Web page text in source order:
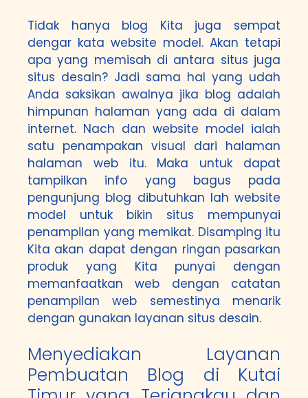
Tidak hanya blog Kita juga sempat
dengar kata website model. Akan tetapi
apa yang memisah di antara situs juga
situs desain? Jadi sama hal yang udah
Anda saksikan awalnya jika blog adalah
himpunan halaman yang ada di dalam
internet. Nach dan website model ialah
satu penampakan visual dari halaman
halaman web itu. Maka untuk dapat
tampilkan info yang bagus pada
pengunjung blog dibutuhkan lah website
model untuk bikin situs mempunyai
penampilan yang memikat. Disamping itu
Kita akan dapat dengan ringan pasarkan
produk yang Kita punyai dengan
memanfaatkan web dengan catatan
penampilan web semestinya menarik
dengan gunakan layanan situs desain.
Menyediakan Layanan
Pembuatan Blog di Kutai